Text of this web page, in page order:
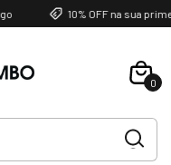
10% OFF na sua
0